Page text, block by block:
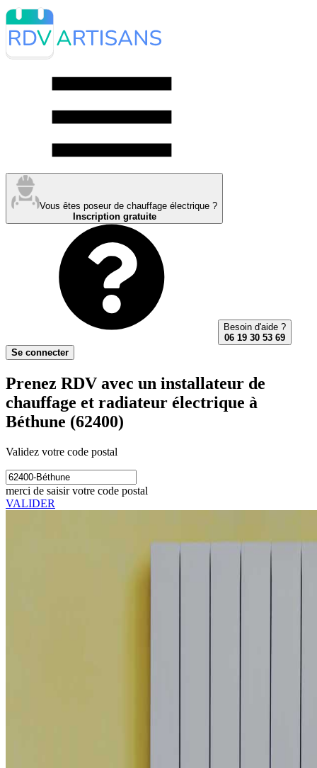
Vous êtes poseur de chauffage électrique ?
Inscription gratuite
Besoin d'aide ?
06 19 30 53 69
Se connecter
Prenez RDV avec un installateur de
chauffage et radiateur électrique à
Béthune (62400)
Validez votre code postal
merci de saisir votre code postal
VALIDER